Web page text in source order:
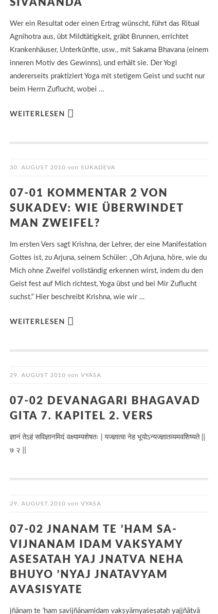
SIVANANDA
Wer ein Resultat oder einen Ertrag wünscht, führt das Ritual
Agnihotra aus, übt Mildtätigkeit, gräbt Brunnen, errichtet
Krankenhäuser, Unterkünfte, usw., mit Sakama Bhavana (einem
inneren Motiv des Gewinns), und erhält sie. Der Yogi
andererseits praktiziert Yoga mit stetigem Geist und sucht nur
beim Herrn Zuflucht, wobei …
WEITERLESEN
30. AUGUST 2010 von SUKADEVA
07-01 KOMMENTAR 2 VON
SUKADEV: WIE ÜBERWINDET
MAN ZWEIFEL?
Im ersten Vers sagt Krishna, der Lehrer, der eine Manifestation
Gottes ist, zu Arjuna, seinem Schüler: „Oh Arjuna, höre, wie du
Mich ohne Zweifel vollständig erkennen wirst, indem du den
Geist fest auf Mich richtest, Yoga übst und bei Mir Zuflucht
suchst.“ Hier beschreibt Krishna, wie wir …
WEITERLESEN
29. AUGUST 2010 von VYASA
07-02 DEVANAGARI BHAGAVAD
GITA 7. KAPITEL 2. VERS
ज्ञानं तेऽहं सविज्ञानमिदं वक्ष्याम्यशेषतः | यज्ज्ञात्वा नेह भूयोऽन्यज्ज्ञातव्यमवशिष्यते ||
७ २ ||
29. AUGUST 2010 von VYASA
07-02 JNANAM TE ’HAM SA-
VIJNANAM IDAM VAKSYAMY
ASESATAH YAJ JNATVA NEHA
BHUYO ’NYAJ JNATAVYAM
AVASISYATE
jñānaṃ te ’haṃ savijñānamidaṃ vakṣyāmyaśeṣataḥ yajjñātvā